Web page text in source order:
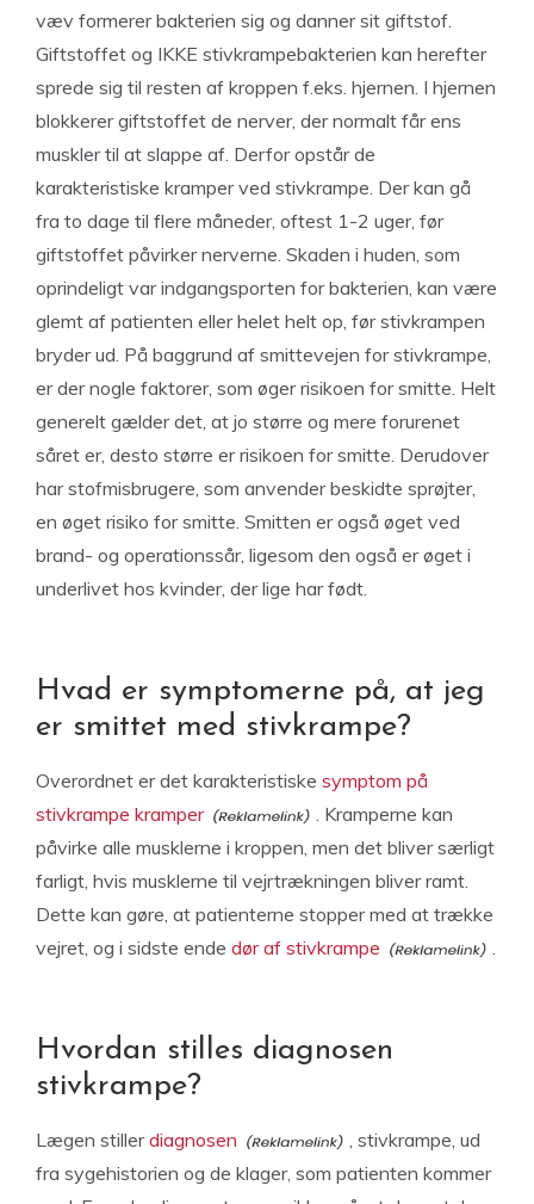
væv formerer bakterien sig og danner sit giftstof.
Giftstoffet og IKKE stivkrampebakterien kan herefter
sprede sig til resten af kroppen f.eks. hjernen. I hjernen
blokkerer giftstoffet de nerver, der normalt får ens
muskler til at slappe af. Derfor opstår de
karakteristiske kramper ved stivkrampe. Der kan gå
fra to dage til flere måneder, oftest 1-2 uger, før
giftstoffet påvirker nerverne. Skaden i huden, som
oprindeligt var indgangsporten for bakterien, kan være
glemt af patienten eller helet helt op, før stivkrampen
bryder ud. På baggrund af smittevejen for stivkrampe,
er der nogle faktorer, som øger risikoen for smitte. Helt
generelt gælder det, at jo større og mere forurenet
såret er, desto større er risikoen for smitte. Derudover
har stofmisbrugere, som anvender beskidte sprøjter,
en øget risiko for smitte. Smitten er også øget ved
brand- og operationssår, ligesom den også er øget i
underlivet hos kvinder, der lige har født.
Hvad er symptomerne på, at jeg
er smittet med stivkrampe?
Overordnet er det karakteristiske symptom på
stivkrampe kramper
. Kramperne kan
påvirke alle musklerne i kroppen, men det bliver særligt
farligt, hvis musklerne til vejrtrækningen bliver ramt.
Dette kan gøre, at patienterne stopper med at trække
vejret, og i sidste ende dør af stivkrampe .
Hvordan stilles diagnosen
stivkrampe?
Lægen stillerdiagnosen
, stivkrampe, ud
fra sygehistorien og de klager, som patienten kommer